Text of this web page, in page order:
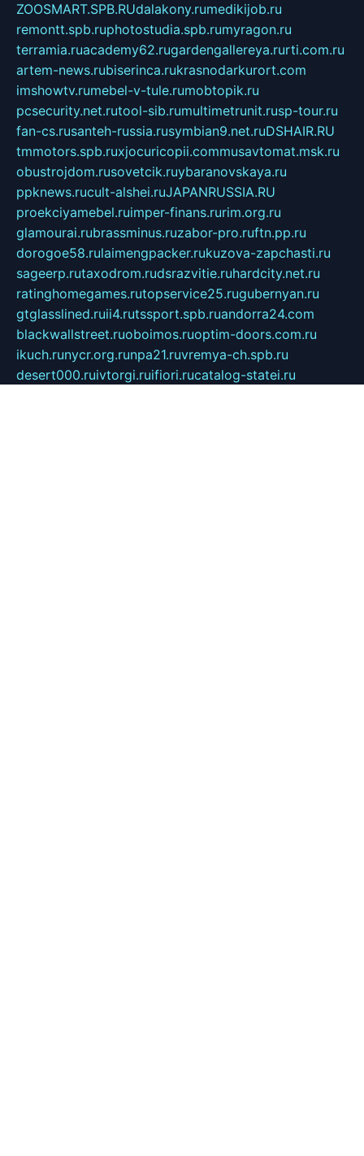
ZOOSMART.SPB.RUdalakony.rumedikijob.ru
remontt.spb.ruphotostudia.spb.rumyragon.ru
terramia.ruacademy62.rugardengallereya.rurti.com.ru
artem-news.rubiserinca.rukrasnodarkurort.com
imshowtv.rumebel-v-tule.rumobtopik.ru
pcsecurity.net.rutool-sib.rumultimetrunit.rusp-tour.ru
fan-cs.rusanteh-russia.rusymbian9.net.ruDSHAIR.RU
tmmotors.spb.ruxjocuricopii.commusavtomat.msk.ru
obustrojdom.rusovetcik.ruybaranovskaya.ru
ppknews.rucult-alshei.ruJAPANRUSSIA.RU
proekciyamebel.ruimper-finans.rurim.org.ru
glamourai.rubrassminus.ruzabor-pro.ruftn.pp.ru
dorogoe58.rulaimengpacker.rukuzova-zapchasti.ru
sageerp.rutaxodrom.rudsrazvitie.ruhardcity.net.ru
ratinghomegames.rutopservice25.rugubernyan.ru
gtglasslined.ruii4.rutssport.spb.ruandorra24.com
blackwallstreet.ruoboimos.ruoptim-doors.com.ru
ikuch.runycr.org.runpa21.ruvremya-ch.spb.ru
desert000.ruivtorgi.ruifiori.rucatalog-statei.ru